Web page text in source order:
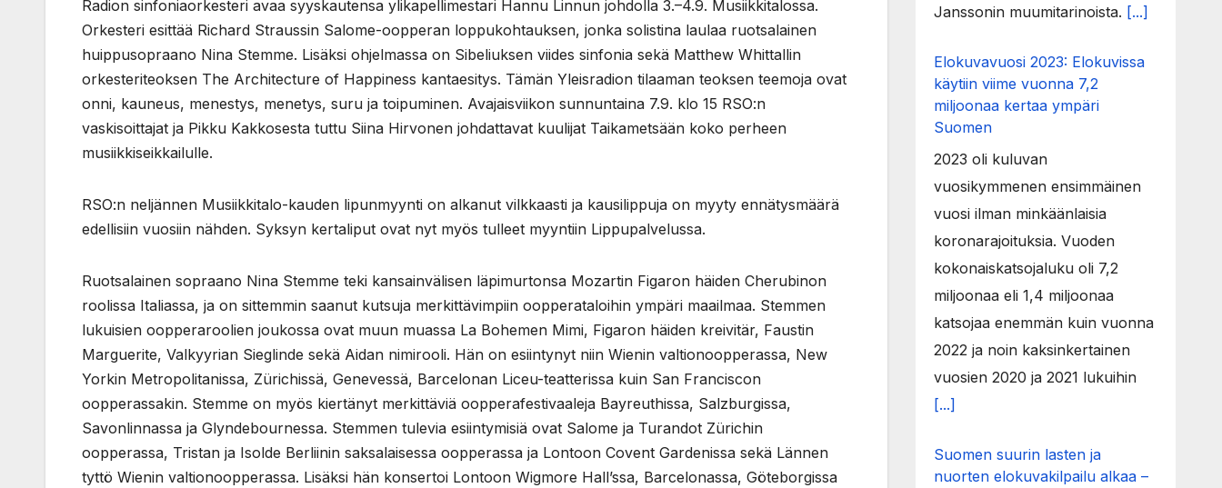
Radion sinfoniaorkesteri avaa syyskautensa ylikapellimestari Hannu Linnun johdolla 3.–4.9. Musiikkitalossa.
Orkesteri esittää Richard Straussin Salome-oopperan loppukohtauksen, jonka solistina laulaa ruotsalainen
huippusopraano Nina Stemme. Lisäksi ohjelmassa on Sibeliuksen viides sinfonia sekä Matthew Whittallin
orkesteriteoksen The Architecture of Happiness kantaesitys. Tämän Yleisradion tilaaman teoksen teemoja ovat
onni, kauneus, menestys, menetys, suru ja toipuminen. Avajaisviikon sunnuntaina 7.9. klo 15 RSO:n
vaskisoittajat ja Pikku Kakkosesta tuttu Siina Hirvonen johdattavat kuulijat Taikametsään koko perheen
musiikkiseikkailulle.
RSO:n neljännen Musiikkitalo-kauden lipunmyynti on alkanut vilkkaasti ja kausilippuja on myyty ennätysmäärä
edellisiin vuosiin nähden. Syksyn kertaliput ovat nyt myös tulleet myyntiin Lippupalvelussa.
Ruotsalainen sopraano Nina Stemme teki kansainvälisen läpimurtonsa Mozartin Figaron häiden Cherubinon
roolissa Italiassa, ja on sittemmin saanut kutsuja merkittävimpiin oopperataloihin ympäri maailmaa. Stemmen
lukuisien oopperaroolien joukossa ovat muun muassa La Bohemen Mimi, Figaron häiden kreivitär, Faustin
Marguerite, Valkyyrian Sieglinde sekä Aidan nimirooli. Hän on esiintynyt niin Wienin valtionoopperassa, New
Yorkin Metropolitanissa, Zürichissä, Genevessä, Barcelonan Liceu-teatterissa kuin San Franciscon
oopperassakin. Stemme on myös kiertänyt merkittäviä oopperafestivaaleja Bayreuthissa, Salzburgissa,
Savonlinnassa ja Glyndebournessa. Stemmen tulevia esiintymisiä ovat Salome ja Turandot Zürichin
oopperassa, Tristan ja Isolde Berliinin saksalaisessa oopperassa ja Lontoon Covent Gardenissa sekä Lännen
tyttö Wienin valtionoopperassa. Lisäksi hän konsertoi Lontoon Wigmore Hall’ssa, Barcelonassa, Göteborgissa
Janssonin muumitarinoista. [...]
Elokuvavuosi 2023: Elokuvissa
käytiin viime vuonna 7,2
miljoonaa kertaa ympäri
Suomen
2023 oli kuluvan
vuosikymmenen ensimmäinen
vuosi ilman minkäänlaisia
koronarajoituksia. Vuoden
kokonaiskatsojaluku oli 7,2
miljoonaa eli 1,4 miljoonaa
katsojaa enemmän kuin vuonna
2022 ja noin kaksinkertainen
vuosien 2020 ja 2021 lukuihin
[...]
Suomen suurin lasten ja
nuorten elokuvakilpailu alkaa –